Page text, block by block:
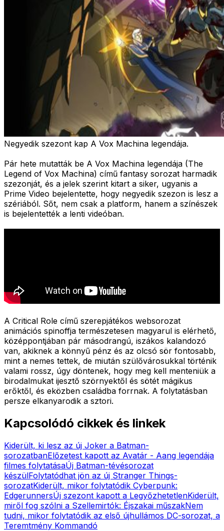
Negyedik szezont kap A Vox Machina legendája.
Pár hete mutatták be A Vox Machina legendája (The
Legend of Vox Machina) című fantasy sorozat harmadik
szezonját, és a jelek szerint kitart a siker, ugyanis a
Prime Video bejelentette, hogy negyedik szezon is lesz a
szériából. Sőt, nem csak a platform, hanem a színészek
is bejelentették a lenti videóban.
A Critical Role című szerepjátékos websorozat
animációs spinoffja természetesen magyarul is elérhető,
középpontjában pár másodrangú, iszákos kalandozó
van, akiknek a könnyű pénz és az olcsó sör fontosabb,
mint a nemes tettek, de miután szülővárosukkal történik
valami rossz, úgy döntenek, hogy meg kell menteniük a
birodalmukat ijesztő szörnyektől és sötét mágikus
erőktől, és eközben családba forrnak. A folytatásban
persze elkanyarodik a sztori.
Kapcsolódó cikkek és linkek
Kiderült, ki lesz az új Joker a Batman-
sorozatbanElőzetest kapott az Avatár - Aang legendája
filmes folytatásaÚj Batman-tévésorozat
készülFolytatódhat jön az új Stranger Things-
sorozatKiderült, mikor folytatódik Cyberpunk:
EdgerunnersÚj szezont kapott a LegyőzhetetlenKiderült,
miről fog szólni a Szellemirtók: Éjszakai műszakNem
tudni, mikor folytatódik az első újhullámos DC-sorozat, a
Teremtmény Kommandó